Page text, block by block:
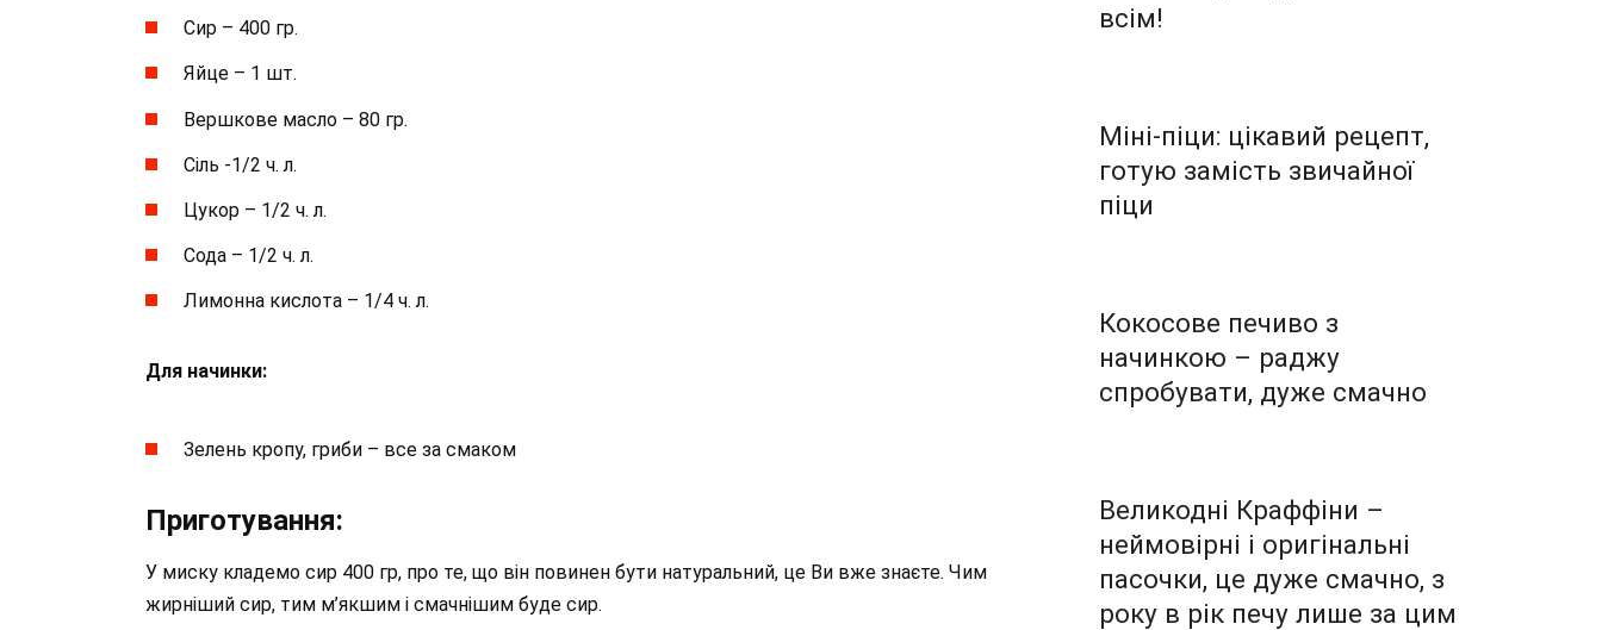
Сир – 400 гр.
Яйце – 1 шт.
Вершкове масло – 80 гр.
Сіль -1/2 ч. л.
Цукор – 1/2 ч. л.
Сода – 1/2 ч. л.
Лимонна кислота – 1/4 ч. л.
Для начинки:
Зелень кропу, гриби – все за смаком
Приготування:
У миску кладемо сир 400 гр, про те, що він повинен бути натуральний, це Ви вже знаєте. Чим
жирніший сир, тим м’якшим і смачнішим буде сир.
всім!
Міні-піци: цікавий рецепт,
готую замість звичайної
піци
Кокосове печиво з
начинкою – раджу
спробувати, дуже смачно
Великодні Краффіни –
неймовірні і оригінальні
пасочки, це дуже смачно, з
року в рік печу лише за цим